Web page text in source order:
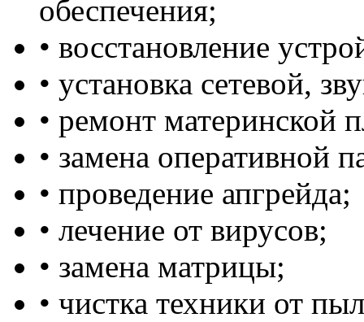
обеспечения;
• восстановление
• установка сетевой,
• ремонт материнской
• замена оперативной
• проведение апгрейда;
• лечение от вирусов;
• замена матрицы;
• чистка техники от